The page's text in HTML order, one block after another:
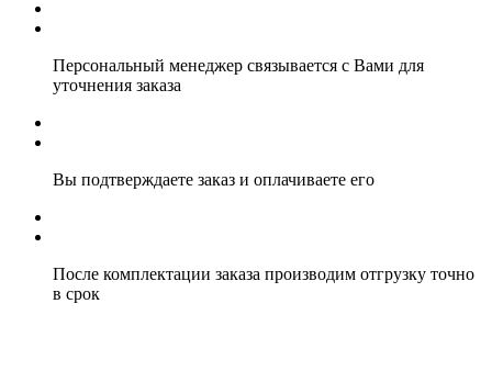
Персональный менеджер связывается с Вами для
уточнения заказа
Вы подтверждаете заказ и оплачиваете его
После комплектации заказа производим отгрузку точно
в срок